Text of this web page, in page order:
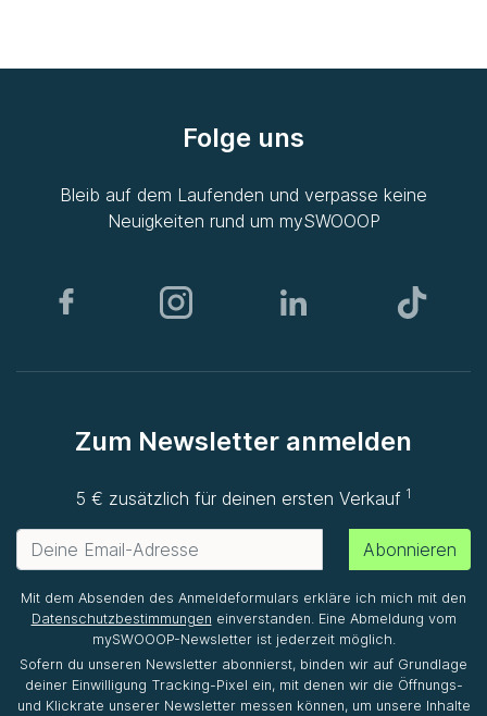
Folge uns
Bleib auf dem Laufenden und verpasse keine
Neuigkeiten rund um mySWOOOP
Zum Newsletter anmelden
5 € zusätzlich für deinen ersten Verkauf1
Abonnieren
Mit dem Absenden des Anmeldeformulars erkläre ich mich mit den
Datenschutzbestimmungen einverstanden. Eine Abmeldung vom
mySWOOOP-Newsletter ist jederzeit möglich.
Sofern du unseren Newsletter abonnierst, binden wir auf Grundlage
deiner Einwilligung Tracking-Pixel ein, mit denen wir die Öffnungs-
und Klickrate unserer Newsletter messen können, um unsere Inhalte